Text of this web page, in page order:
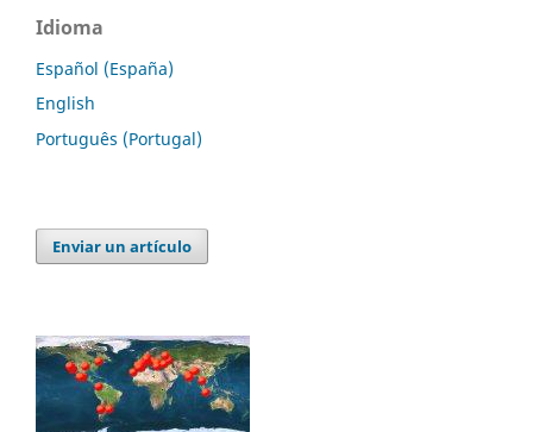
Idioma
Español (España)
English
Português (Portugal)
Enviar un artículo